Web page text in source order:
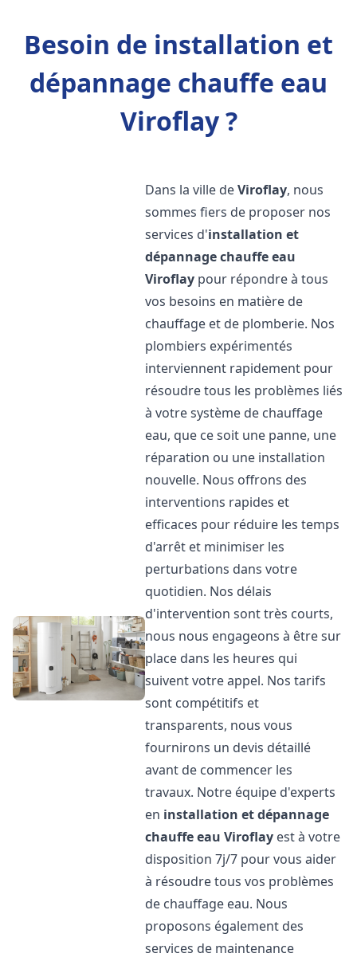
Besoin de installation et
dépannage chauffe eau
Viroflay ?
Dans la ville deViroflay, nous
sommes fiers de proposer nos
services d'installation et
dépannage chauffe eau
Viroflay pour répondre à tous
vos besoins en matière de
chauffage et de plomberie. Nos
plombiers expérimentés
interviennent rapidement pour
résoudre tous les problèmes liés
à votre système de chauffage
eau, que ce soit une panne, une
réparation ou une installation
nouvelle. Nous offrons des
interventions rapides et
efficaces pour réduire les temps
d'arrêt et minimiser les
perturbations dans votre
quotidien. Nos délais
d'intervention sont très courts,
nous nous engageons à être sur
place dans les heures qui
suivent votre appel. Nos tarifs
sont compétitifs et
transparents, nous vous
fournirons un devis détaillé
avant de commencer les
travaux. Notre équipe d'experts
en installation et dépannage
chauffe eau Viroflay est à votre
disposition 7j/7 pour vous aider
à résoudre tous vos problèmes
de chauffage eau. Nous
proposons également des
services de maintenance